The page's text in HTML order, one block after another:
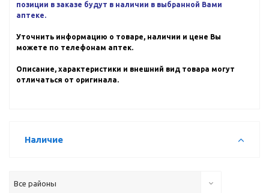
позиции в заказе будут в наличии в выбранной Вами
аптеке.
Уточнить информацию о товаре, наличии и цене Вы
можете по телефонам аптек.
Описание, характеристики и внешний вид товара могут
отличаться от оригинала.
Наличие
Все районы